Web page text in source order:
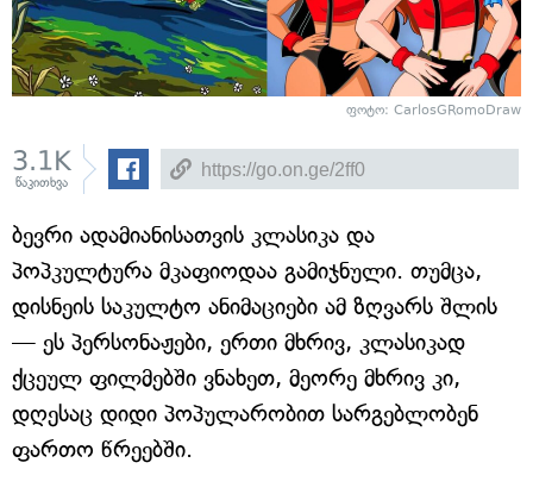
ფოტო: CarlosGRomoDraw
3.1K
წაკითხვა
ბევრი ადამიანისათვის კლასიკა და
პოპკულტურა მკაფიოდაა გამიჯნული. თუმცა,
დისნეის საკულტო ანიმაციები ამ ზღვარს შლის
— ეს პერსონაჟები, ერთი მხრივ, კლასიკად
ქცეულ ფილმებში ვნახეთ, მეორე მხრივ კი,
დღესაც დიდი პოპულარობით სარგებლობენ
ფართო წრეებში.